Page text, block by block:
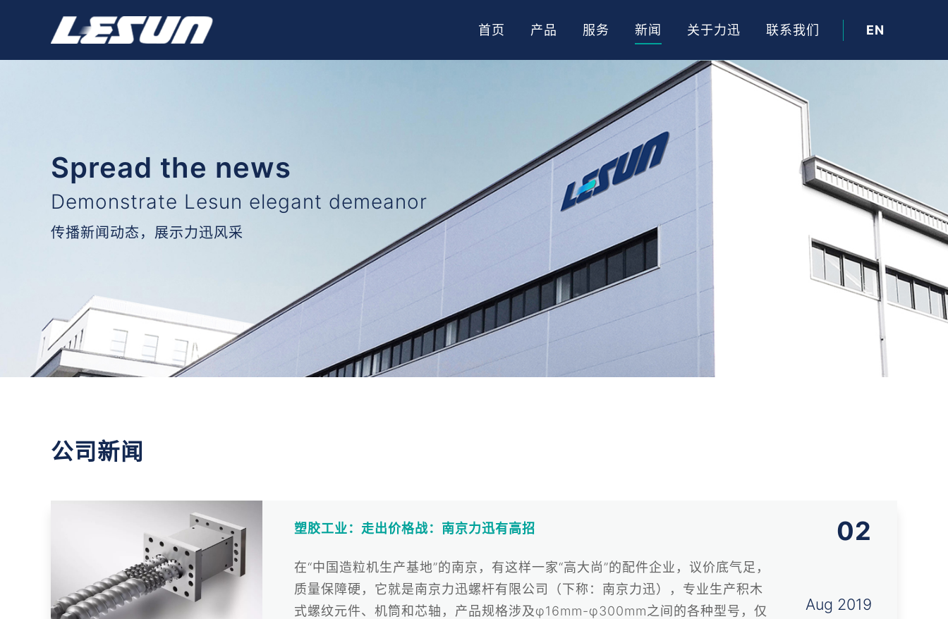
首页 产品 服务 新闻 关于力迅 联系我们 EN
Spread the news
Demonstrate Lesun elegant demeanor
传播新闻动态，展示力迅风采
公司新闻
塑胶工业：走出价格战：南京力迅有高招
在“中国造粒机生产基地”的南京，有这样一家“高大尚”的配件企业，议价底气足，
质量保障硬，它就是南京力迅螺杆有限公司（下称：南京力迅），专业生产积木
式螺纹元件、机筒和芯轴，产品规格涉及φ16mm-φ300mm之间的各种型号，仅
02
Aug 2019